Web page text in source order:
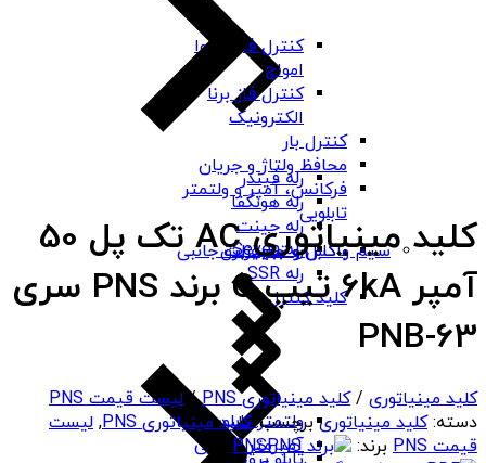
رله فیندر
رله هونگفا
رله چینت
رله Seven
رله SSR
کلید کنترل
کنترل فاز شیوا
امواج
کنترل فاز برنا
الکترونیک
کنترل بار
محافظ ولتاژ و جریان
فرکانس، آمپر و ولتمتر
تابلویی
ولتمتر تابلویی
آمپرمتر تابلویی
باکس و جعبه برق
سیم و کابل و تجهیزات جانبی
کلید مینیاتوری AC تک پل 50
آمپر 6kA تیپ C برند PNS سری
PNB-63
کلید مینیاتوری /کلید مینیاتوری PNS / لیست قیمت PNS
دسته:کلید مینیاتوری برچسب:کلید مینیاتوری PNS , لیست
قیمت PNS
برند:
PNS